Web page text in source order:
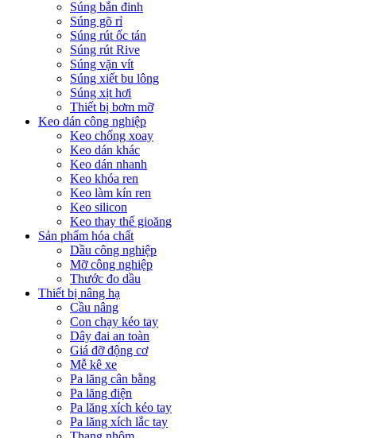
Súng bắn đinh
Súng gõ rỉ
Súng rút ốc tán
Súng rút Rive
Súng vặn vít
Súng xiết bu lông
Súng xịt hơi
Thiết bị bơm mỡ
Keo dán công nghiệp
Keo chống xoay
Keo dán khác
Keo dán nhanh
Keo khóa ren
Keo làm kín ren
Keo silicon
Keo thay thế gioăng
Sản phẩm hóa chất
Dầu công nghiệp
Mỡ công nghiệp
Thước đo dầu
Thiết bị nâng hạ
Cầu nâng
Con chạy kéo tay
Dây đai an toàn
Giá đỡ động cơ
Mễ kê xe
Pa lăng cân bằng
Pa lăng điện
Pa lăng xích kéo tay
Pa lăng xích lắc tay